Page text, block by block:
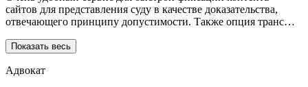
сайтов для представления суду в качестве доказательства,
отвечающего принципу допустимости. Также опция транс…
Показать весь
Адвокат